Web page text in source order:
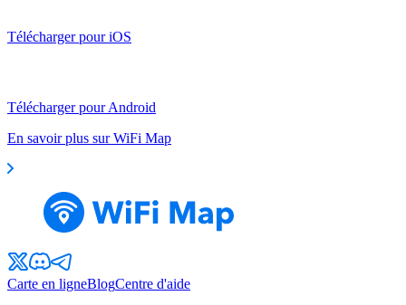
Télécharger pour iOS
Télécharger pour Android
En savoir plus sur WiFi Map
Carte en ligneBlogCentre d'aide